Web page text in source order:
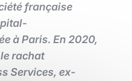
française
à Paris. En 2020,
rachat
Services, ex-